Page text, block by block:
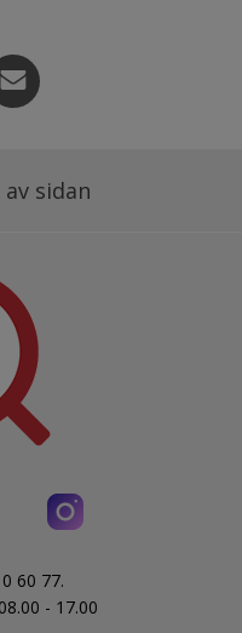
sidan
60 77.
- 17.00